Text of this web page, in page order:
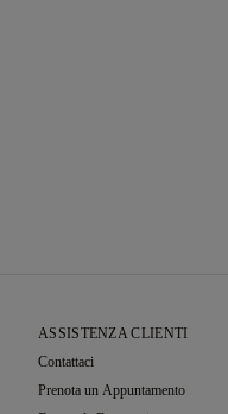
ASSISTENZA CLIENTI
Contattaci
Prenota un Appuntamento